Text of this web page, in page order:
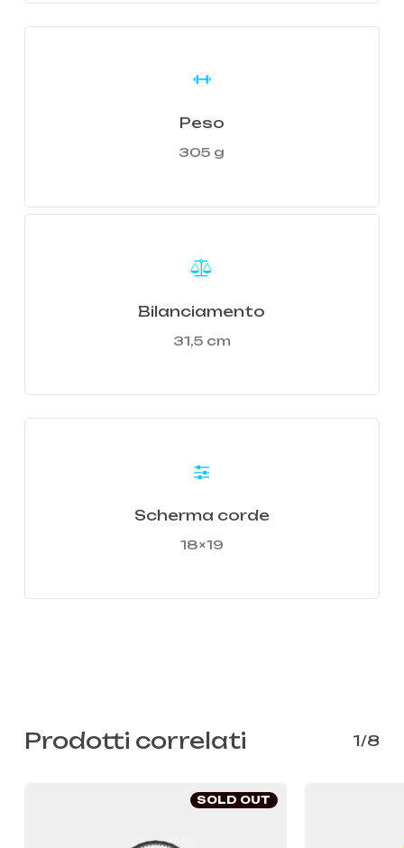
Peso
305 g
Bilanciamento
31,5 cm
Scherma corde
18×19
Prodotti correlati 1/8
SOLD OUT